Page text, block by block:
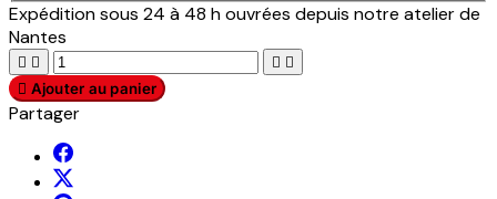
Expédition sous 24 à 48 h ouvrées depuis notre atelier de
Nantes
   
 Ajouter au panier
Partager